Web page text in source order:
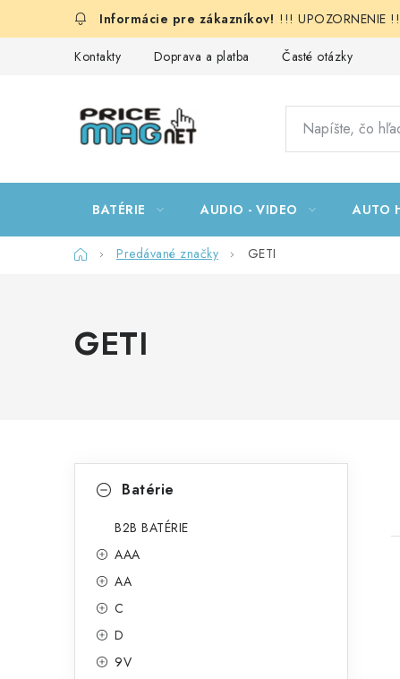
!!! UPOZORNENIE
Kontakty Doprava a platba Časté otázky
BATÉRIE AUDIO - VIDEO AUTO
DomovPredávané značky GETI
GETI
kategórieBatérie
B2B BATÉRIE
AAA
AA
C
D
9V